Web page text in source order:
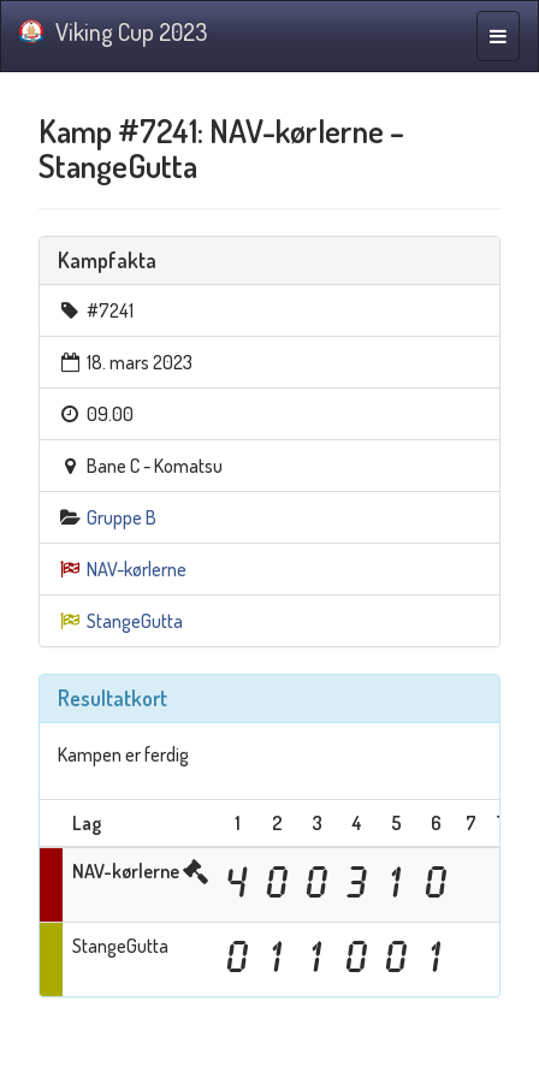
Viking Cup 2023
Kamp #7241: NAV-kørlerne –
StangeGutta
Kampfakta
#7241
18. mars 2023
09.00
Bane C - Komatsu
Gruppe B
NAV-kørlerne
StangeGutta
Resultatkort
Kampen er ferdig
Lag 1 2 3 4 5 6 7
NAV-kørlerne
4 0 0 3 1 0
StangeGutta 0 1 1 0 0 1